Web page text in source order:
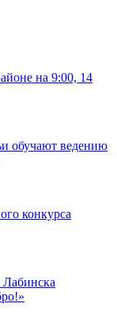
на 9:00, 14
обучают ведению
конкурса